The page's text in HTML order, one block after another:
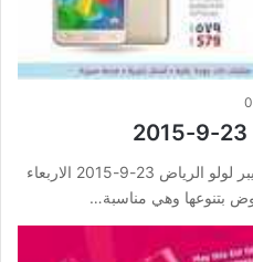
0
عروض هايبر لولو الرياض عروض هايبر لولو الرياض 23-9-2015 الاربعاء